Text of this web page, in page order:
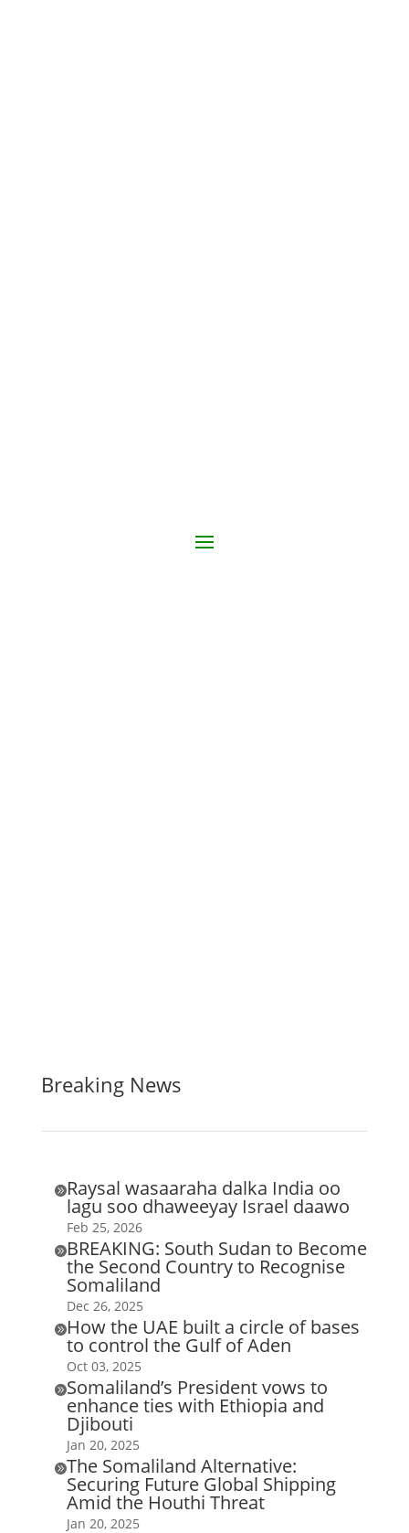
Breaking News
Raysal wasaaraha dalka India oo
lagu soo dhaweeyay Israel daawo
Feb 25, 2026
BREAKING: South Sudan to Become
the Second Country to Recognise
Somaliland
Dec 26, 2025
How the UAE built a circle of bases
to control the Gulf of Aden
Oct 03, 2025
Somaliland’s President vows to
enhance ties with Ethiopia and
Djibouti
Jan 20, 2025
The Somaliland Alternative:
Securing Future Global Shipping
Amid the Houthi Threat
Jan 20, 2025